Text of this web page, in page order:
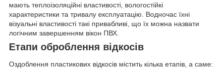
мають теплоізоляційні властивості, вологостійкі
характеристики та тривалу експлуатацію. Водночас їхні
візуальні властивості такі привабливі, що їх можна назвати
логічним завершенням вікон ПВХ.
Етапи оброблення відкосів
Оздоблення пластикових відкосів містить кілька етапів, а саме: